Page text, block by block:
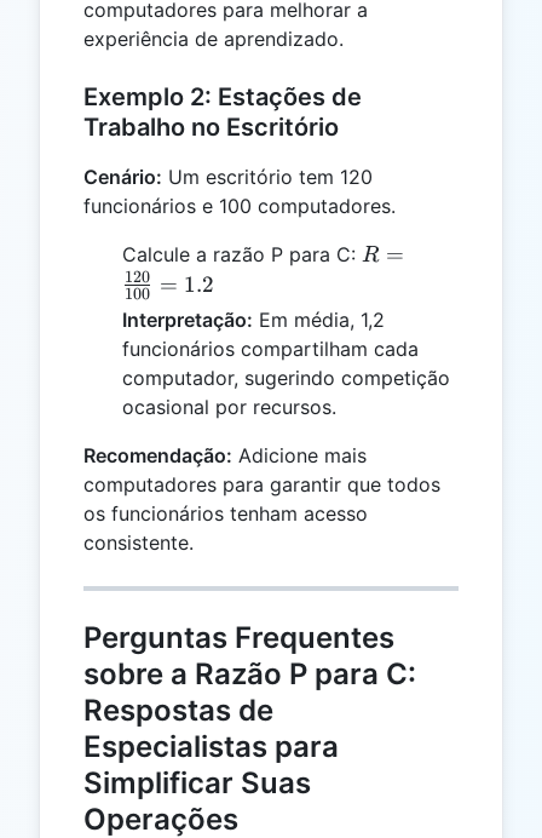
computadores para melhorar a
experiência de aprendizado.
Exemplo 2: Estações de
Trabalho no Escritório
Cenário: Um escritório tem 120
funcionários e 100 computadores.
Calcule a razão P para C: R =
{100} =
1.2
R =
100
120 = 1.2
Interpretação: Em média, 1,2
funcionários compartilham cada
computador, sugerindo competição
ocasional por recursos.
Recomendação: Adicione mais
computadores para garantir que todos
os funcionários tenham acesso
consistente.
Perguntas Frequentes
sobre a Razão P para C:
Respostas de
Especialistas para
Simplificar Suas
Operações